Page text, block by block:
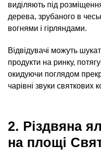
виділяють під
дерева, зрубаного в
вогнями і гірляндами.
Відвідувачі можуть
продукти на ринку,
окидуючи поглядом
чарівні звуки святкових
2. Різдвяна
на площі